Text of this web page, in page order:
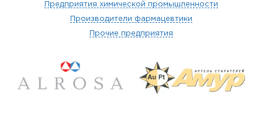
Предприятия химической промышленности
Производители фармацевтики
Прочие предприятия